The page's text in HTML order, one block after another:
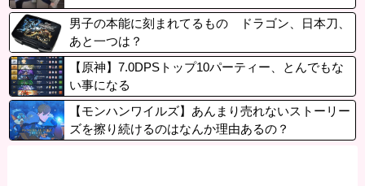
男子の本能に刻まれてるもの ドラゴン、日本刀、
あと一つは？
【原神】7.0DPSトップ10パーティー、とんでもな
い事になる
【モンハンワイルズ】あんまり売れないストーリー
ズを擦り続けるのはなんか理由あるの？